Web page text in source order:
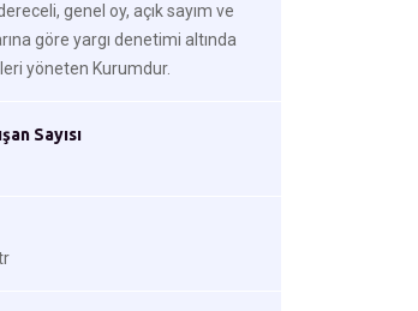
genel oy, açık sayım ve
göre yargı denetimi altında
yöneten Kurumdur.
Sayısı